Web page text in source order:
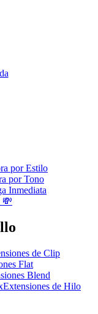
por Estilo
por Tono
Inmediata
💸
de Clip
Flat
Blend
Extensiones de Hilo